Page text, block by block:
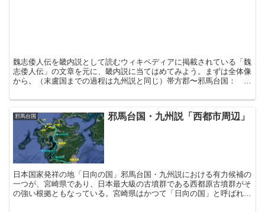
魏志倭人伝を畿内説として読むウィキペディアに掲載されている「魏
志倭人伝」の文章を元に、畿内説に当てはめてみよう。まずは全体像
から。（末盧国までの過程は九州説と同じ）帯方郡〜邪馬台国： 帯
邪馬台国 邪馬台国・九州説「西都市周辺」
日本国家発祥の地「日向の国」邪馬台国・九州説における有力候補の
一つが、宮崎県であり、日本最大級の古墳群である西都原古墳群がそ
の強い根拠ともなっている。宮崎県はかつて「日向の国」と呼ばれ、